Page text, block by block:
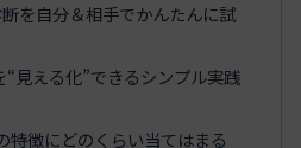
を自分＆相手でかんたんに試
“見える化”できるシンプル実践
特徴にどのくらい当てはまる